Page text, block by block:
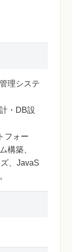
理システ
・DB設
フォー
構築、
、JavaS